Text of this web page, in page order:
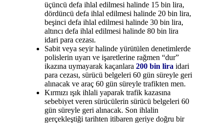
üçüncü defa ihlal edilmesi halinde 15 bin lira,
dördüncü defa ihlal edilmesi halinde 20 bin lira,
beşinci defa ihlal edilmesi halinde 30 bin lira,
altıncı defa ihlal edilmesi halinde 80 bin lira
idari para cezası.
Sabit veya seyir halinde yürütülen denetimlerde
polislerin uyarı ve işaretlerine rağmen “dur”
ikazına uymayarak kaçanlara200 bin lira idari
para cezası, sürücü belgeleri 60 gün süreyle geri
alınacak ve araç 60 gün süreyle trafikten men.
Kırmızı ışık ihlali yaparak trafik kazasına
sebebiyet veren sürücülerin sürücü belgeleri 60
gün süreyle geri alınacak. Son ihlalin
gerçekleştiği tarihten itibaren geriye doğru bir